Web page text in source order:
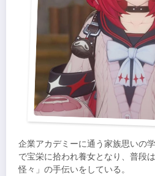
企業アカデミーに通う家族思いの
で宝栄に拾われ養女となり、普段
怪々」の手伝いをしている。